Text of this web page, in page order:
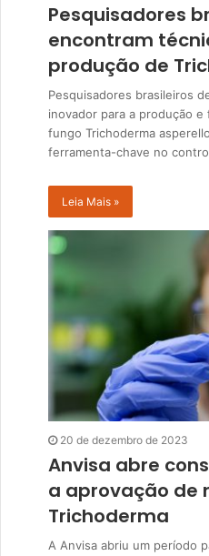
Pesquisadores
encontram
produção de
Pesquisadores brasileiros
inovador para a produção e
fungo Trichoderma
ferramenta-chave no
Leia Mais »
20 de dezembro de 2023
Anvisa abre
a aprovação de
Trichoderma
A Anvisa abriu um período